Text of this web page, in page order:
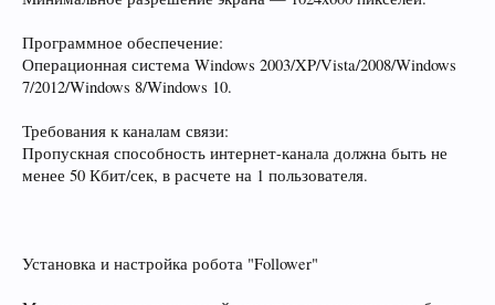
Программное обеспечение:
Операционная система Windows 2003/XP/Vista/2008/Windows
7/2012/Windows 8/Windows 10.
Требования к каналам связи:
Пропускная способность интернет-канала должна быть не
менее 50 Кбит/сек, в расчете на 1 пользователя.
Установка и настройка робота "Follower"